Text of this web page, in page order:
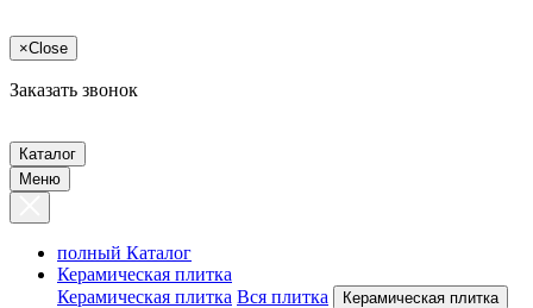
×Close
Заказать звонок
Каталог
Меню
полный Каталог
Керамическая плитка
Керамическая плитка Вся плитка Керамическая плитка